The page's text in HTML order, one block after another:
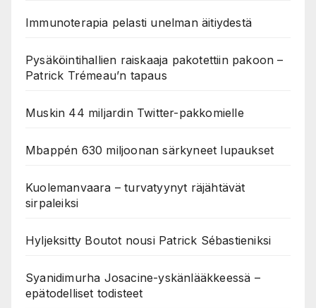
Immunoterapia pelasti unelman äitiydestä
Pysäköintihallien raiskaaja pakotettiin pakoon –
Patrick Trémeau’n tapaus
Muskin 44 miljardin Twitter-pakkomielle
Mbappén 630 miljoonan särkyneet lupaukset
Kuolemanvaara – turvatyynyt räjähtävät
sirpaleiksi
Hyljeksitty Boutot nousi Patrick Sébastieniksi
Syanidimurha Josacine-yskänlääkkeessä –
epätodelliset todisteet